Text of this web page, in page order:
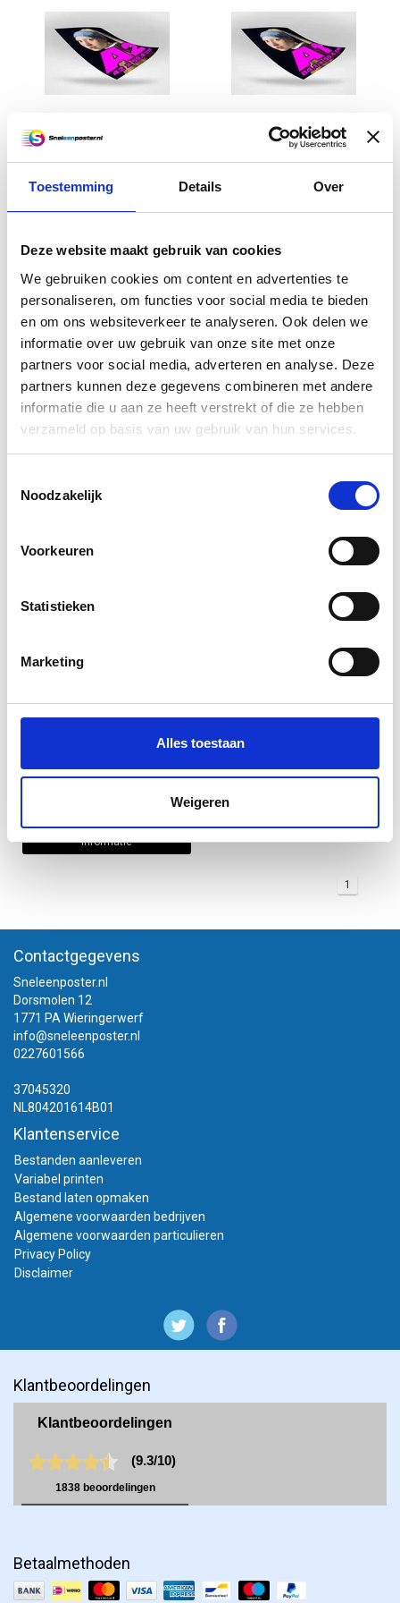
Toestemming Details Over
Deze website maakt gebruik van cookies
We gebruiken cookies om content en advertenties te
personaliseren, om functies voor social media te bieden
en om ons websiteverkeer te analyseren. Ook delen we
informatie over uw gebruik van onze site met onze
partners voor social media, adverteren en analyse. Deze
partners kunnen deze gegevens combineren met andere
informatie die u aan ze heeft verstrekt of die ze hebben
verzameld op basis van uw gebruik van hun services.
Noodzakelijk
Voorkeuren
Statistieken
Marketing
Alles toestaan
Weigeren
Neem contact met ons op voor
meer informatie en advies
een snelle levering
Daarbij rekent u bij ons altijd op
lage kosten van
uw poster. Uw fine art poster op A1-formaat is
u vragen over onze producten of het
bestelproces? Neem dan contact met ons op
sturen naarinfo@sneleenposter.nl. We vertellen u
van advies op maat.
Fine Art poster A2 - 42 x 59,4
cm
Informatie
Fine Art poster A1 - 59,4 x
84,1 cm
Informatie
118,9 cm
€32,50
Fine Art poster 30x 40 cm
Informatie
1
Contactgegevens
Sneleenposter.nl
Dorsmolen 12
1771 PA Wieringerwerf
info@sneleenposter.nl
0227601566
37045320
NL804201614B01
Klantenservice
Bestanden aanleveren
Variabel printen
Bestand laten opmaken
Algemene voorwaarden bedrijven
Algemene voorwaarden particulieren
Privacy Policy
Disclaimer
Klantbeoordelingen
Betaalmethoden